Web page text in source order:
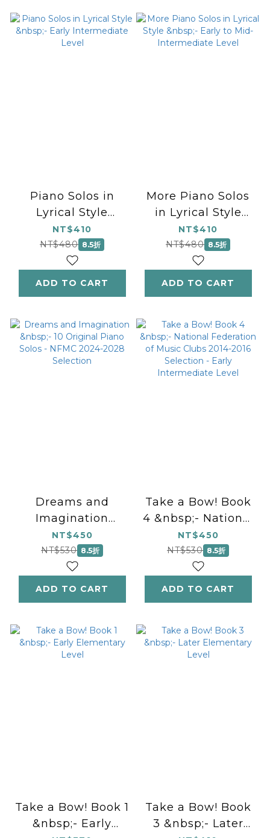
Piano Solos in
Lyrical Style
&nbsp;- Early
Intermediate Level
NT$410
NT$480 8.5折
ADD TO CART
More Piano Solos
in Lyrical Style
&nbsp;- Early to
Mid-Intermediate
Level
NT$410
NT$480 8.5折
ADD TO CART
Dreams and
Imagination
&nbsp;- 10 Original
Piano Solos -
NFMC 2024-2028
Selection
NT$450
NT$530 8.5折
ADD TO CART
Take a Bow! Book
4 &nbsp;- National
Federation of
Music Clubs 2014-
2016 Selection -
Early Intermediate
Level
NT$450
NT$530 8.5折
ADD TO CART
Take a Bow! Book 1
&nbsp;- Early
Take a Bow! Book
3 &nbsp;- Later